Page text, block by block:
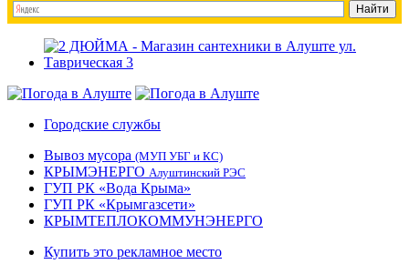
Городские службы
Вывоз мусора (МУП УБГ и КС)
КРЫМЭНЕРГО Алуштинский РЭС
ГУП РК «Вода Крыма»
ГУП РК «Крымгазсети»
КРЫМТЕПЛОКОММУНЭНЕРГО
Купить это рекламное место